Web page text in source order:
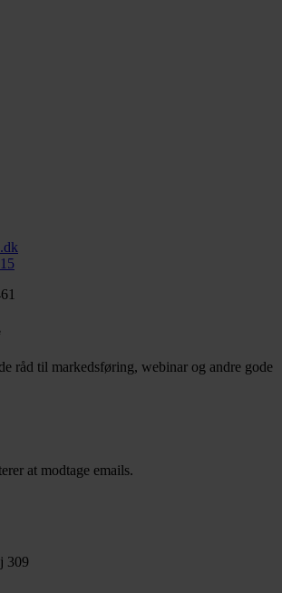
råd til markedsføring, webinar og andre gode
at modtage emails.
309